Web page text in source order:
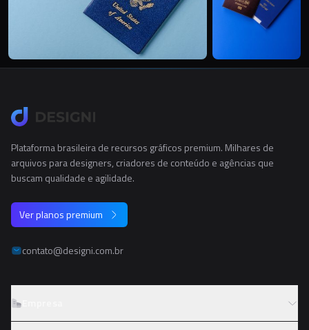
Plataforma brasileira de recursos gráficos premium. Milhares de
arquivos para designers, criadores de conteúdo e agências que
buscam qualidade e agilidade.
Ver planos premium
contato@designi.com.br